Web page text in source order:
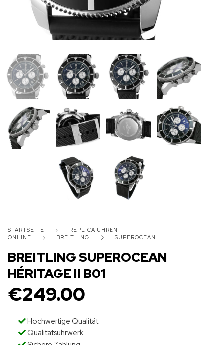
STARTSEITE
REPLICA UHREN
ONLINE
BREITLING SUPEROCEAN
BREITLING SUPEROCEAN
HÉRITAGE II B01
€249.00
Hochwertige Qualität
Qualitätsuhrwerk